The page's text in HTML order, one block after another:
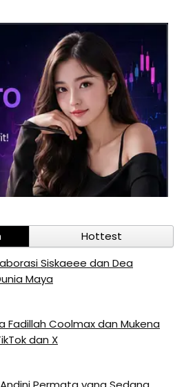
Hottest
Siskaeee dan Dea
Maya
Fadillah Coolmax dan Mukena
dan X